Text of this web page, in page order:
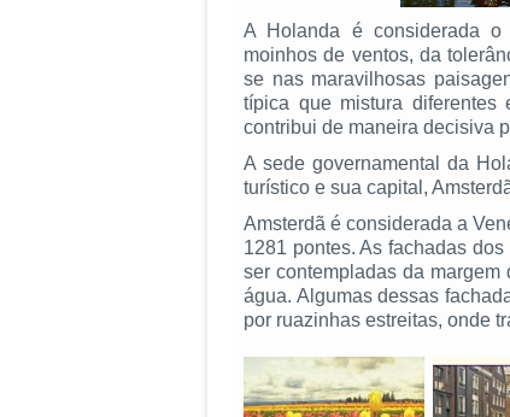
A Holanda é considerada o
moinhos de ventos, da
se nas maravilhosas
típica que mistura
contribui de maneira decisiva
A sede governamental da
turístico e sua capital,
Amsterdã é considerada a
1281 pontes. As fachadas
ser contempladas da
água. Algumas dessas
por ruazinhas estreitas, onde